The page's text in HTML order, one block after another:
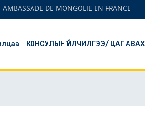
DE MONGOLIE EN FRANCE
КОНСУЛЫН ҮЙЛЧИЛГЭЭ/ ЦАГ АВАХ